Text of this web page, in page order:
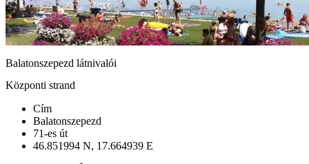
Balatonszepezd látnivalói
Központi strand
Cím
Balatonszepezd
71-es út
46.851994 N, 17.664939 E